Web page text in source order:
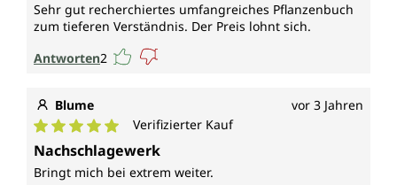
Sehr gut recherchiertes umfangreiches Pflanzenbuch
zum tieferen Verständnis. Der Preis lohnt sich.
Antworten2
Blume vor 3 Jahren
Durchschnittliche Bewertung von 5 von 5 Sternen
Verifizierter Kauf
Nachschlagewerk
Bringt mich bei extrem weiter.